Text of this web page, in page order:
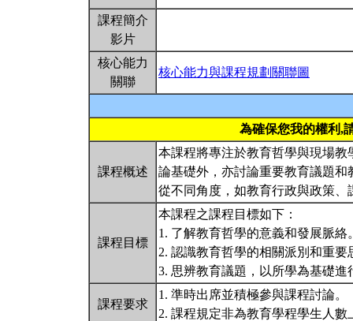
課程簡介
影片
核心能力
關聯
核心能力與課程規劃關聯圖
為確保您我的權利,
課程概述
本課程將專注於教育哲學與現場
論基礎外，亦討論重要教育議題
從不同角度，如教育行政與政策
課程目標
本課程之課程目標如下：
1. 了解教育哲學的意義和發展脈絡
2. 認識教育哲學的相關派別和重要
3. 思辨教育議題，以所學為基礎
課程要求
1. 準時出席並積極參與課程討論。
2. 課程規定非為教育學程學生人